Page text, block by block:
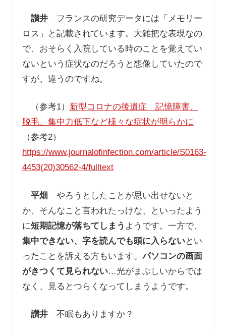
讃井フランスの研究データには「メモリー
ロス」と記載されています。大雑把な表現なの
で、おそらく入院している時のことを覚えてい
ないという症状なのだろうと想像していたので
すが、違うのですね。
（参考1） 新型コロナの後遺症 記憶障害、
脱毛、集中力低下など様々な症状が明らかに
（参考2）
https://www.journalofinfection.com/article/S0163-
4453(20)30562-4/fulltext
平畑 やろうとしたことが思い出せないと
か、そんなこと言われたっけな、といったよう
に短期記憶が落ちてしまう ようです。一方で、
集中できない、字を読んでも頭に入らないとい
ったことを訴える方もいます。パソコンの画面
がきつくて見られない…光がまぶしいからでは
なく、見るとつらくなってしまうようです。
讃井不眠もありますか？